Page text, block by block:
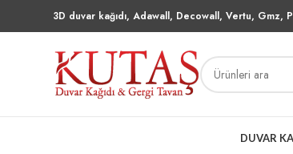
3D duvar kağıdı, Adawall, Decowall, Vertu,
DUVAR